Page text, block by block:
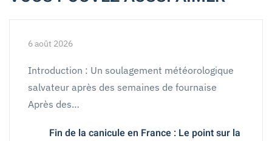
6 août 2026
Introduction : Un soulagement météorologique
salvateur après des semaines de fournaise
Après des…
Fin de la canicule en France : Le point sur la